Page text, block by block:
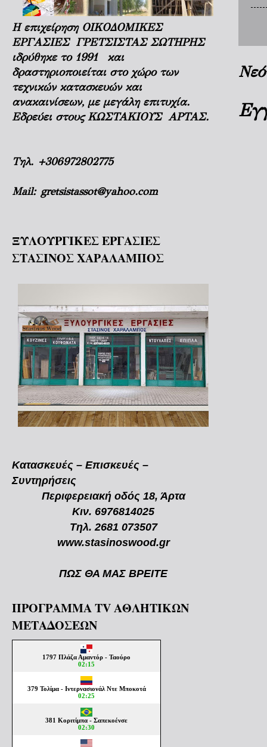
Η επιχείρηση ΟΙΚΟΔΟΜΙΚΕΣ
ΕΡΓΑΣΙΕΣ ΓΡΕΤΣΙΣΤΑΣ ΣΩΤΗΡΗΣ
ιδρύθηκε το 1991 και
δραστηριοποιείται στο χώρο των
τεχνικών κατασκευών και
ανακαινίσεων, με μεγάλη επιτυχία.
Εδρεύει στους ΚΩΣΤΑΚΙΟΥΣ ΑΡΤΑΣ.
Τηλ. +306972802775
Mail: gretsistassot@yahoo.com
ΞΥΛΟΥΡΓΙΚΕΣ ΕΡΓΑΣΙΕΣ
ΣΤΑΣΙΝΟΣ ΧΑΡΑΛΑΜΠΟΣ
Κατασκευές – Επισκευές –
Συντηρήσεις
Περιφερειακή οδός 18, Άρτα
Κιν. 6976814025
Τηλ. 2681 073507
www.stasinoswood.gr
ΠΩΣ ΘΑ ΜΑΣ ΒΡΕΙΤΕ
ΠΡΟΓΡΑΜΜΑ TV ΑΘΛΗΤΙΚΩΝ
ΜΕΤΑΔΟΣΕΩΝ